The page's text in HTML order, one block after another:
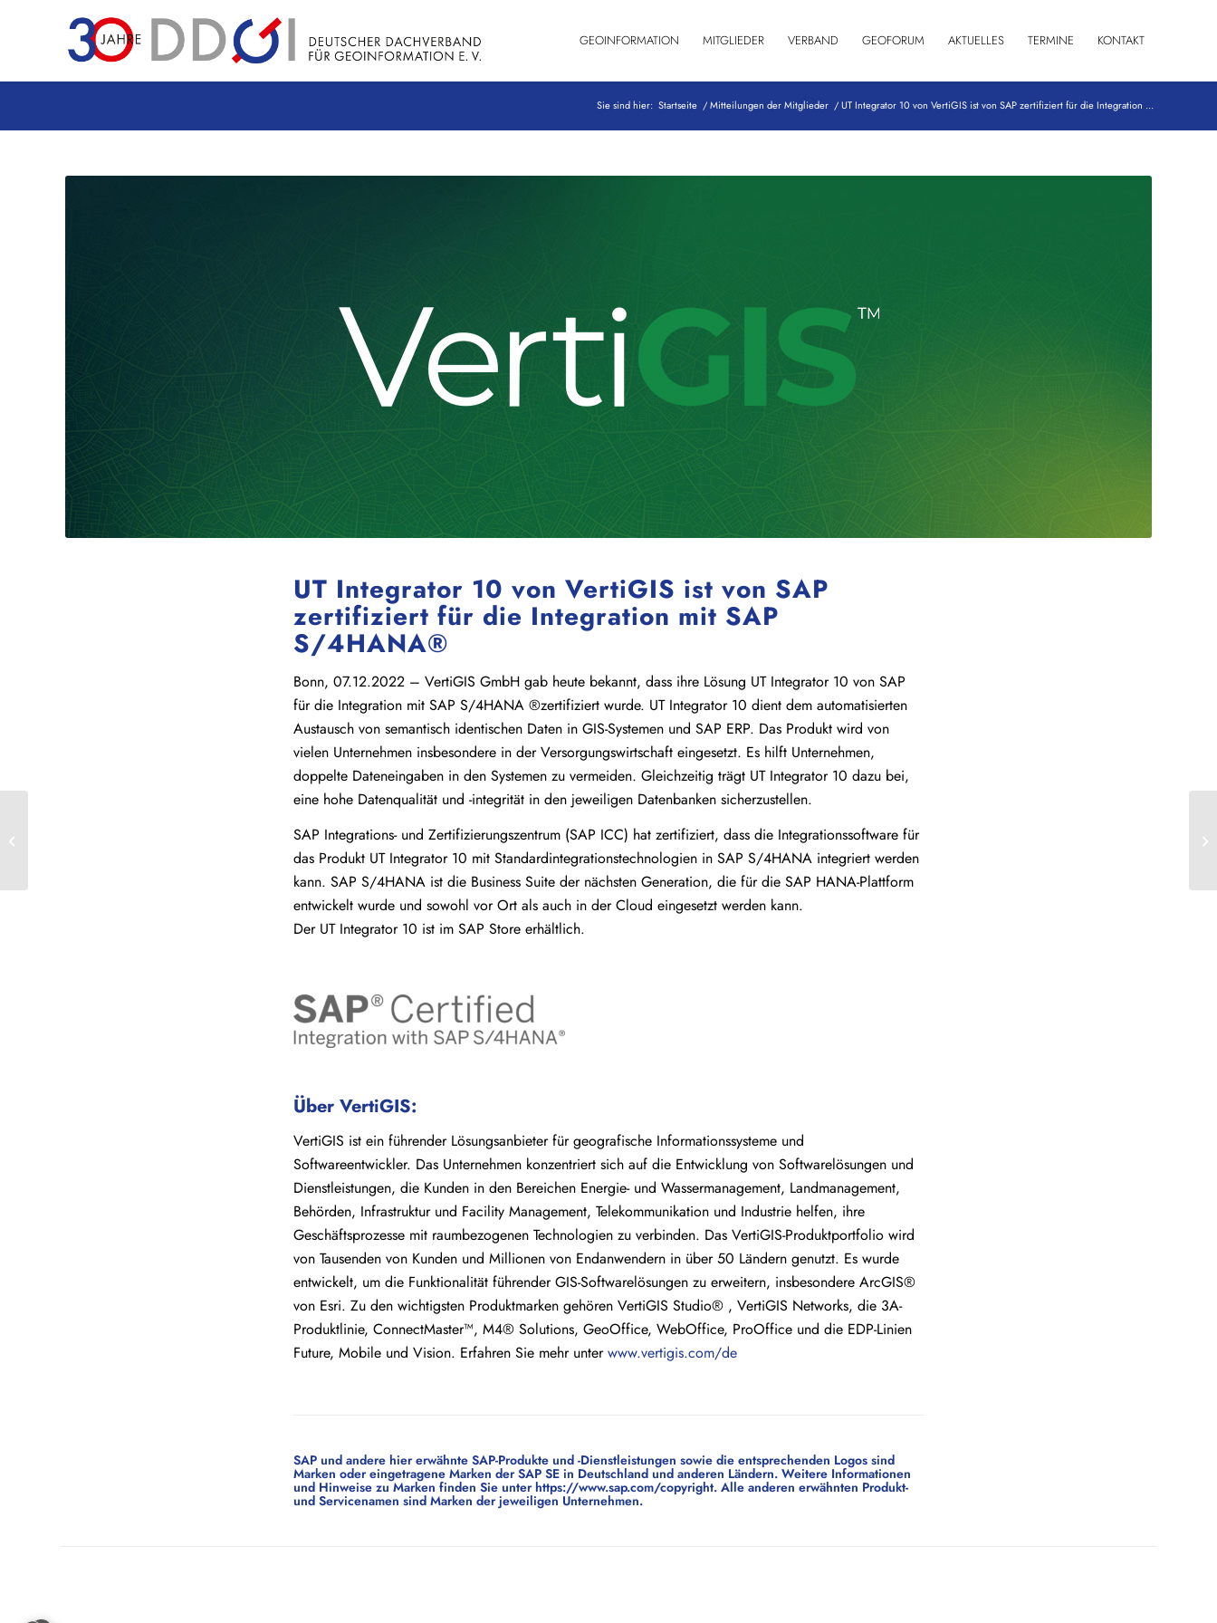
GEOINFORMATION MITGLIEDER VERBAND GEOFORUM AKTUELLES TERMINE KONTAKT
Sie sind hier: Startseite /Mitteilungen der Mitglieder /UT Integrator 10 von VertiGIS ist von SAP zertifiziert für die Integration ...
UT Integrator 10 von VertiGIS ist von SAP
zertifiziert für die Integration mit SAP
S/4HANA®
Bonn, 07.12.2022 – VertiGIS GmbH gab heute bekannt, dass ihre Lösung UT Integrator 10 von SAP
für die Integration mit SAP S/4HANA ®zertifiziert wurde. UT Integrator 10 dient dem automatisierten
Austausch von semantisch identischen Daten in GIS-Systemen und SAP ERP. Das Produkt wird von
vielen Unternehmen insbesondere in der Versorgungswirtschaft eingesetzt. Es hilft Unternehmen,
doppelte Dateneingaben in den Systemen zu vermeiden. Gleichzeitig trägt UT Integrator 10 dazu bei,
eine hohe Datenqualität und -integrität in den jeweiligen Datenbanken sicherzustellen.
SAP Integrations- und Zertifizierungszentrum (SAP ICC) hat zertifiziert, dass die Integrationssoftware für
das Produkt UT Integrator 10 mit Standardintegrationstechnologien in SAP S/4HANA integriert werden
kann. SAP S/4HANA ist die Business Suite der nächsten Generation, die für die SAP HANA-Plattform
entwickelt wurde und sowohl vor Ort als auch in der Cloud eingesetzt werden kann.
Der UT Integrator 10 ist im SAP Store erhältlich.
Über VertiGIS:
VertiGIS ist ein führender Lösungsanbieter für geografische Informationssysteme und
Softwareentwickler. Das Unternehmen konzentriert sich auf die Entwicklung von Softwarelösungen und
Dienstleistungen, die Kunden in den Bereichen Energie- und Wassermanagement, Landmanagement,
Behörden, Infrastruktur und Facility Management, Telekommunikation und Industrie helfen, ihre
Geschäftsprozesse mit raumbezogenen Technologien zu verbinden. Das VertiGIS-Produktportfolio wird
von Tausenden von Kunden und Millionen von Endanwendern in über 50 Ländern genutzt. Es wurde
entwickelt, um die Funktionalität führender GIS-Softwarelösungen zu erweitern, insbesondere ArcGIS®
von Esri. Zu den wichtigsten Produktmarken gehören VertiGIS Studio® , VertiGIS Networks, die 3A-
Produktlinie, ConnectMaster™, M4® Solutions, GeoOffice, WebOffice, ProOffice und die EDP-Linien
Future, Mobile und Vision. Erfahren Sie mehr unterwww.vertigis.com/de
SAP und andere hier erwähnte SAP-Produkte und -Dienstleistungen sowie die entsprechenden Logos sind
Marken oder eingetragene Marken der SAP SE in Deutschland und anderen Ländern. Weitere Informationen
und Hinweise zu Marken finden Sie unter https://www.sap.com/copyright. Alle anderen erwähnten Produkt-
und Servicenamen sind Marken der jeweiligen Unternehmen.